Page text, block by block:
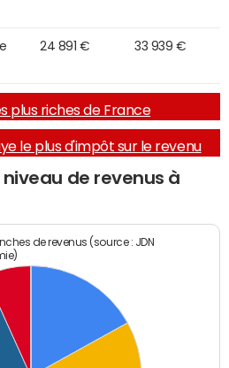
24 891 € 33 939 €
plus riches de France
le plus d'impôt sur le revenu
de revenus à
de revenus (source : JDN